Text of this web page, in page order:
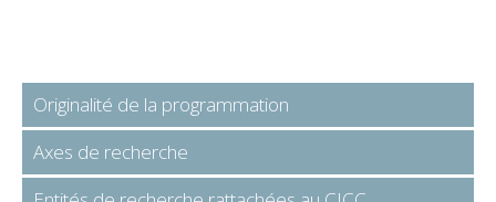
Originalité de la programmation
Axes de recherche